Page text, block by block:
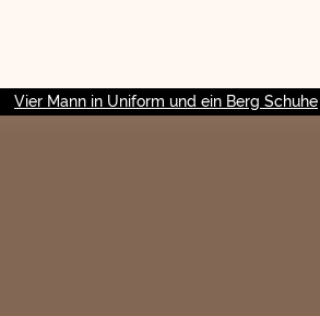
Vier Mann in Uniform und ein Berg Schuhe